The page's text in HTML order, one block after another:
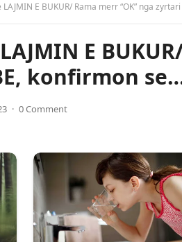
E BUKUR/ Rama merr “OK” nga
E
konfirmon
· 0 Comment